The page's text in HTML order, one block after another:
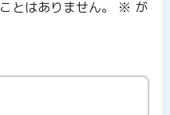
とはありません。 ※ が